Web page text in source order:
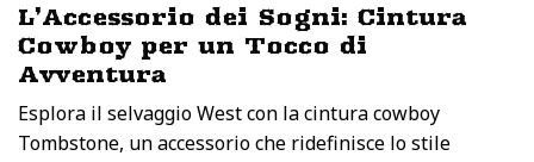
L’Accessorio dei Sogni: Cintura
Cowboy per un Tocco di
Avventura
Esplora il selvaggio West con la cintura cowboy
Tombstone, un accessorio che ridefinisce lo stile